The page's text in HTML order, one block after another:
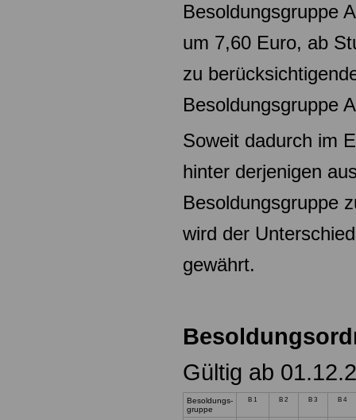
Besoldungsgruppe
um 7,60 Euro, ab
zu
Besoldungsgruppe
Soweit dadurch im
hinter derjenigen
Besoldungsgruppe
wird der
gewährt.
Gültig ab
Besoldungs-
gruppe
B 1 B 2 B 3 B 4